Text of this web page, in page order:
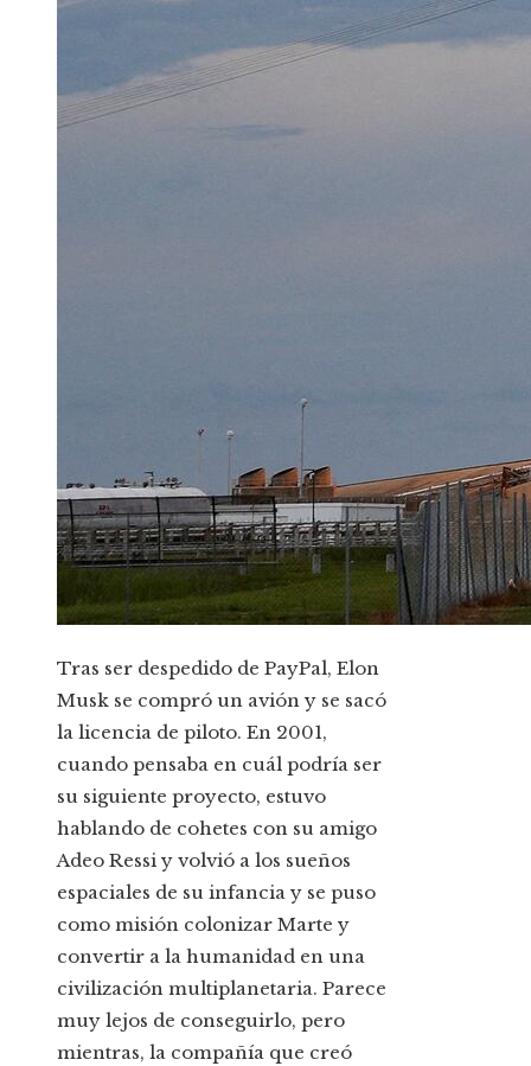
Tras ser despedido de PayPal, Elon
Musk se compró un avión y se sacó
la licencia de piloto. En 2001,
cuando pensaba en cuál podría ser
su siguiente proyecto, estuvo
hablando de cohetes con su amigo
Adeo Ressi y volvió a los sueños
espaciales de su infancia y se puso
como misión colonizar Marte y
convertir a la humanidad en una
civilización multiplanetaria. Parece
muy lejos de conseguirlo, pero
mientras, la compañía que creó